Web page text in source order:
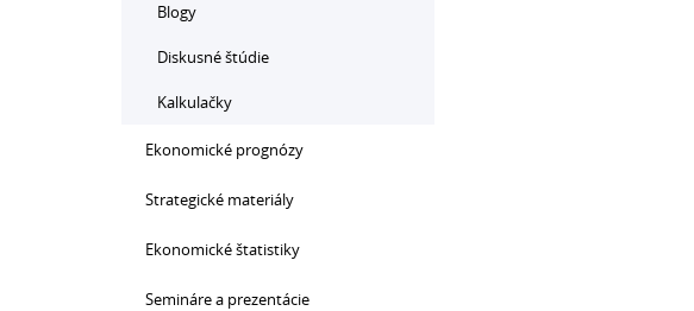
Blogy
Diskusné štúdie
Kalkulačky
Ekonomické prognózy
Strategické materiály
Ekonomické štatistiky
Semináre a prezentácie